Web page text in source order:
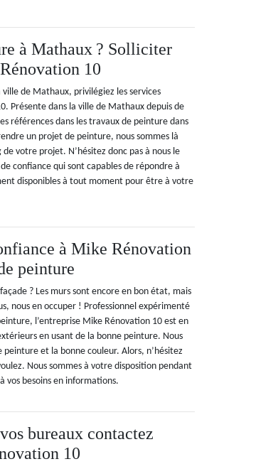
à Mathaux ? Solliciter
10
de Mathaux, privilégiez les services
Présente dans la ville de Mathaux depuis de
références dans les travaux de peinture dans
un projet de peinture, nous sommes là
votre projet. N’hésitez donc pas à nous le
confiance qui sont capables de répondre à
disponibles à tout moment pour être à votre
à Mike Rénovation
peinture
? Les murs sont encore en bon état, mais
nous en occuper ! Professionnel expérimenté
l’entreprise Mike Rénovation 10 est en
en usant de la bonne peinture. Nous
peinture et la bonne couleur. Alors, n’hésitez
Nous sommes à votre disposition pendant
vos besoins en informations.
bureaux contactez
10